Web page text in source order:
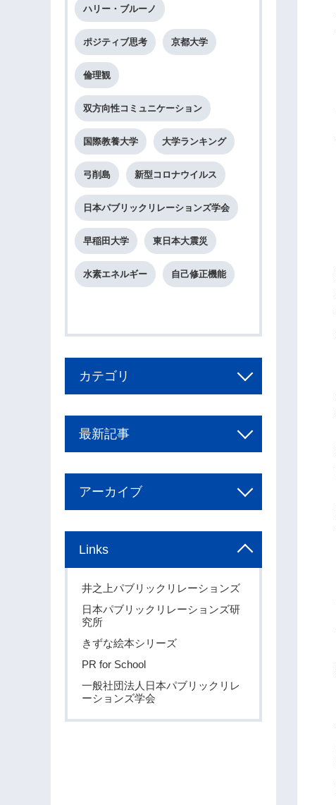
ハリー・ブルーノ
ポジティブ思考 京都大学
倫理観
双方向性コミュニケーション
国際教養大学 大学ランキング
弓削島 新型コロナウイルス
日本パブリックリレーションズ学会
早稲田大学 東日本大震災
水素エネルギー 自己修正機能
カテゴリ
最新記事
アーカイブ
Links
井之上パブリックリレーションズ
日本パブリックリレーションズ研
究所
きずな絵本シリーズ
PR for School
一般社団法人日本パブリックリレ
ーションズ学会